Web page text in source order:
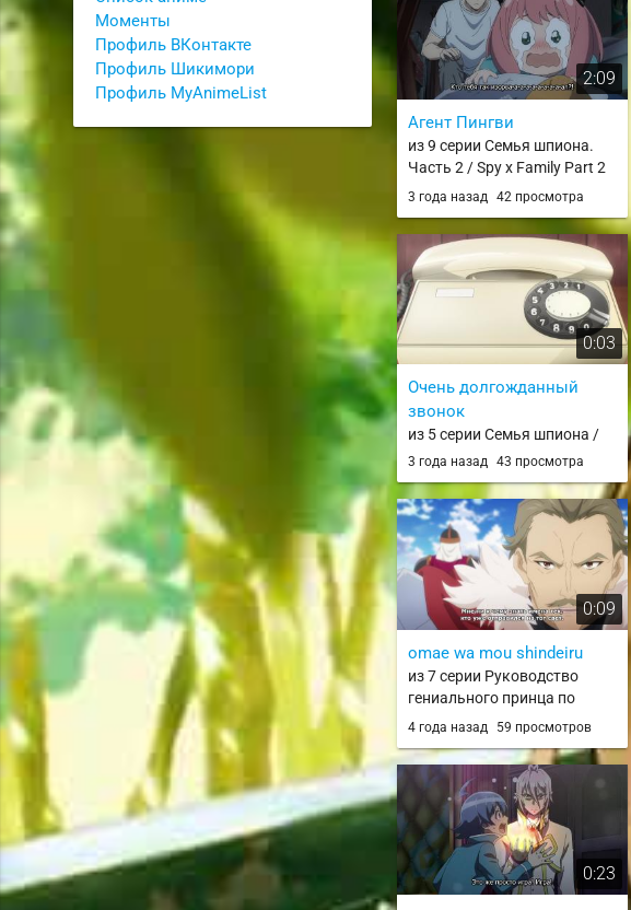
Моменты
Профиль ВКонтакте
Профиль Шикимори
Профиль MyAnimeList
Okiraku Ryoushu no Tanoshii
Ryouchi Bouei: Seisankei
Majutsu de Na mo Naki Mura
wo Saikyou no Jousai Toshi ni
2:09
Агент Пингви
из 9 серии Семья шпиона.
Часть 2 / Spy x Family Part 2
3 года назад 42 просмотра
0:03
Очень долгожданный
звонок
из 5 серии Семья шпиона /
Spy x Family
3 года назад 43 просмотра
0:09
omae wa mou shindeiru
из 7 серии Руководство
гениального принца по
вызволению страны из
Kokka Saisei Jutsu
4 года назад 59 просмотров
0:23